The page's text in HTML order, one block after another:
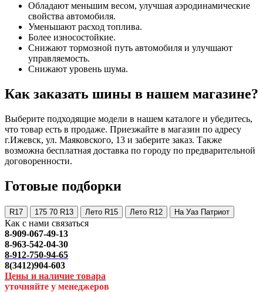
Обладают меньшим весом, улучшая аэродинамические
свойства автомобиля.
Уменьшают расход топлива.
Более износостойкие.
Снижают тормозной путь автомобиля и улучшают
управляемость.
Снижают уровень шума.
Как заказать шины в нашем магазине?
Выберите подходящие модели в нашем каталоге и убедитесь,
что товар есть в продаже. Приезжайте в магазин по адресу
г.Ижевск, ул. Маяковского, 13 и заберите заказ. Также
возможна бесплатная доставка по городу по предварительной
договоренности.
Готовые подборки
R17 175 70 R13 Лето R15 Лето R12 На Уаз Патриот
Как с нами связаться
8-909-067-49-13
8-963-542-04-30
8-912-750-94-65
8(3412)904-603
Цены и наличие товара
уточняйте у менеджеров